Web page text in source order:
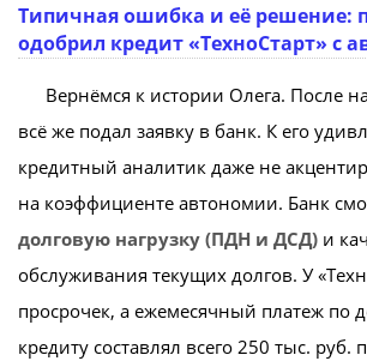
Типичная ошибка и её решение:
одобрил кредит «ТехноСтарт» с
Вернёмся к истории Олега. После
всё же подал заявку в банк. К его
кредитный аналитик даже не
на коэффициенте автономии. Банк
долговую нагрузку (ПДН и ДСД) и
обслуживания текущих долгов. У
просрочек, а ежемесячный платеж по
кредиту составлял всего 250 тыс. руб.